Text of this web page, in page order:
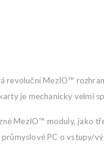
revoluční MezIO™
je mechanicky velmi
MezIO™ moduly, jako
PC o vstupy/